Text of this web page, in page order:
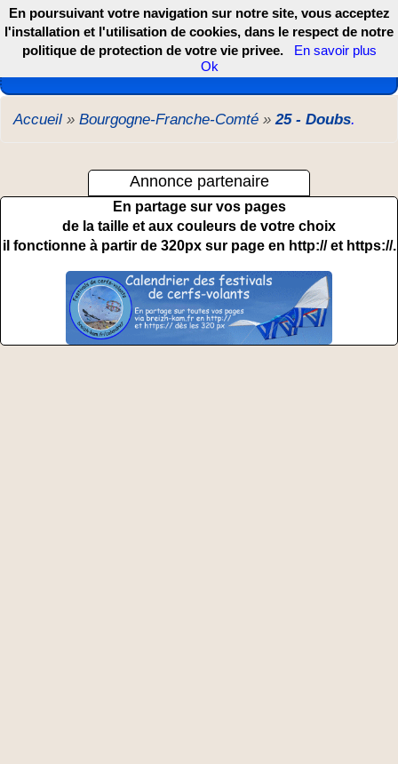
Les webcams de France, DOM TOM et COM
Accueil » Bourgogne-Franche-Comté »25 - Doubs.
Annonce partenaire
En partage sur vos pages
de la taille et aux couleurs de votre choix
il fonctionne à partir de 320px sur page en http:// et https://.
En poursuivant votre navigation sur notre site, vous acceptez
l'installation et l'utilisation de cookies, dans le respect de notre
politique de protection de votre vie privee.
En savoir plus
Ok